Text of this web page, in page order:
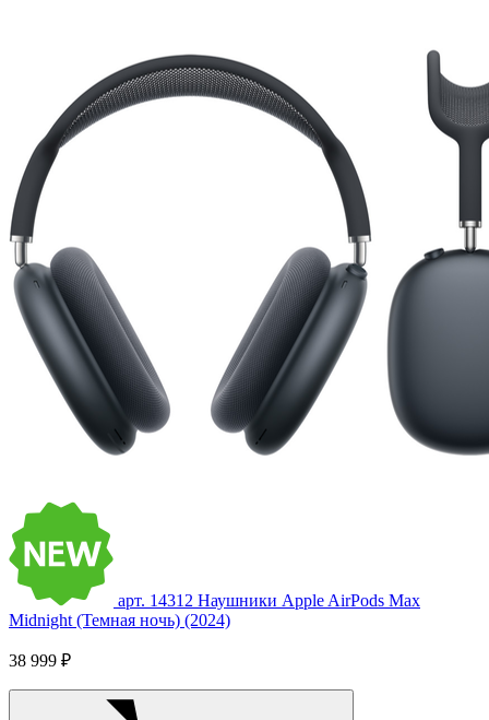
арт. 14312 Наушники Apple AirPods Max
Midnight (Темная ночь) (2024)
38 999 ₽